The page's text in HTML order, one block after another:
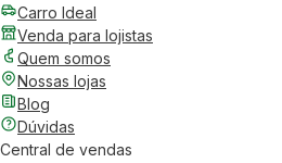
Carro Ideal
Venda para lojistas
Quem somos
Nossas lojas
Blog
Dúvidas
Central de vendas